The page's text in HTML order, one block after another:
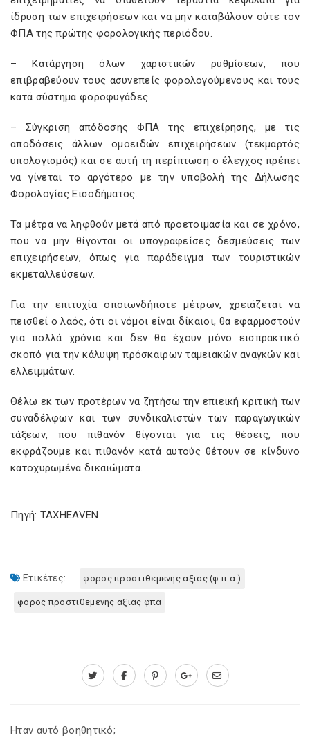
ίδρυση των επιχειρήσεων και να μην καταβάλουν ούτε τον
ΦΠΑ της πρώτης φορολογικής περιόδου.
– Κατάργηση όλων χαριστικών ρυθμίσεων, που
επιβραβεύουν τους ασυνεπείς φορολογούμενους και τους
κατά σύστημα φοροφυγάδες.
– Σύγκριση απόδοσης ΦΠΑ της επιχείρησης, με τις
αποδόσεις άλλων ομοειδών επιχειρήσεων (τεκμαρτός
υπολογισμός) και σε αυτή τη περίπτωση ο έλεγχος πρέπει
να γίνεται το αργότερο με την υποβολή της Δήλωσης
Φορολογίας Εισοδήματος.
Τα μέτρα να ληφθούν μετά από προετοιμασία και σε χρόνο,
που να μην θίγονται οι υπογραφείσες δεσμεύσεις των
επιχειρήσεων, όπως για παράδειγμα των τουριστικών
εκμεταλλεύσεων.
Για την επιτυχία οποιωνδήποτε μέτρων, χρειάζεται να
πεισθεί ο λαός, ότι οι νόμοι είναι δίκαιοι, θα εφαρμοστούν
για πολλά χρόνια και δεν θα έχουν μόνο εισπρακτικό
σκοπό για την κάλυψη πρόσκαιρων ταμειακών αναγκών και
ελλειμμάτων.
Θέλω εκ των προτέρων να ζητήσω την επιεική κριτική των
συναδέλφων και των συνδικαλιστών των παραγωγικών
τάξεων, που πιθανόν θίγονται για τις θέσεις, που
εκφράζουμε και πιθανόν κατά αυτούς θέτουν σε κίνδυνο
κατοχυρωμένα δικαιώματα.
Πηγή: TAXHEAVEN
Ετικέτες: φορος προστιθεμενης αξιας (φ.π.α.)
φορος προστιθεμενης αξιας φπα
Ηταν αυτό βοηθητικό;